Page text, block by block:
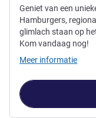
Geniet van een
Hamburgers,
glimlach staan op
Kom vandaag nog!
Meer informatie